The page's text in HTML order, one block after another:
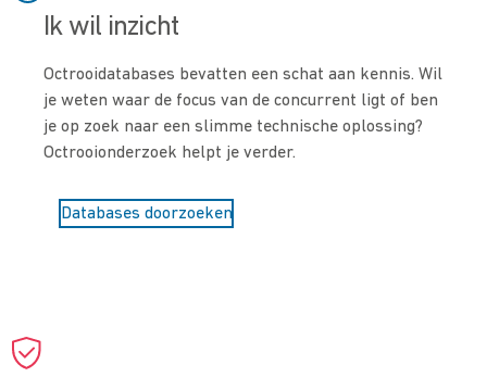
Ik wil inzicht
Octrooidatabases bevatten een schat aan kennis. Wil
je weten waar de focus van de concurrent ligt of ben
je op zoek naar een slimme technische oplossing?
Octrooionderzoek helpt je verder.
Databases doorzoeken